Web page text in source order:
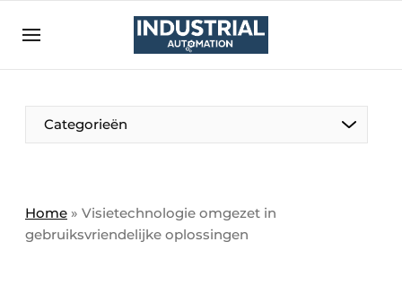
Aanmelden
Bedrijven
Bedrijven
Direct contact
Eigen content aanleveren
Categorieën
Home » Visietechnologie omgezet in
gebruiksvriendelijke oplossingen